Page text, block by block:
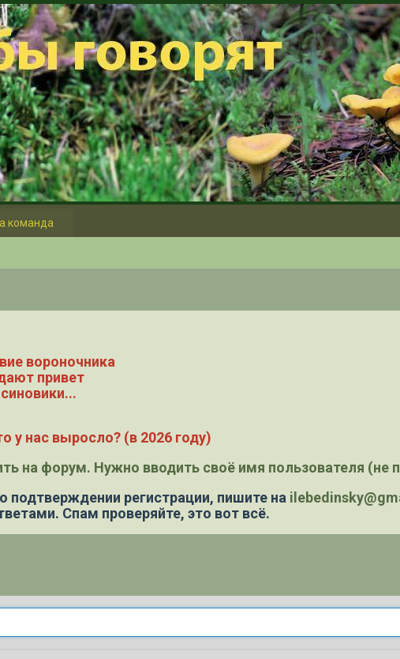
команда
вороночника
привет
у нас выросло? (в 2026 году)
на форум. Нужно вводить своё имя пользователя (не
подтверждении регистрации, пишите на
Спам проверяйте, это вот всё.